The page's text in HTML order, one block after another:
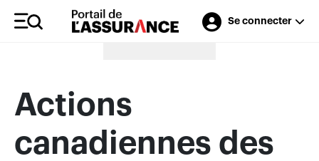
Se connecter
Merci à nos annonceurs
Actions
canadiennes des